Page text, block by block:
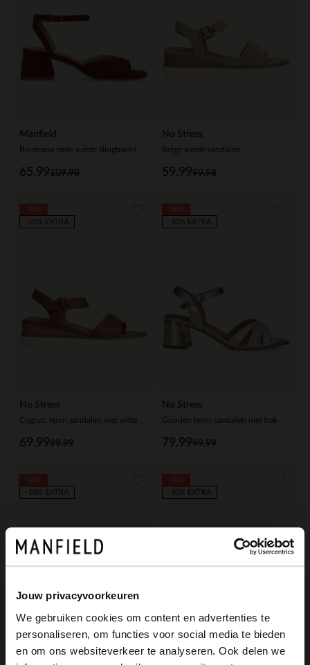
Jouw privacyvoorkeuren
We gebruiken cookies om content en advertenties te
personaliseren, om functies voor social media te bieden
en om ons websiteverkeer te analyseren. Ook delen we
Manfield
Bordeaux rode suède slingbacks
109.98
65.99
No Stress
Beige suède sandalen
99.98
59.99
No Stress
99.99
69.99
-10% EXTRA
No Stress
Gouden leren sandalen met hak
99.99
79.99
-10% EXTRA
-10% EXTRA
-10% EXTRA
×
View this website in English?